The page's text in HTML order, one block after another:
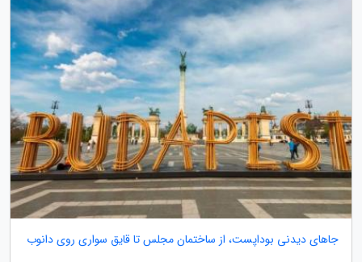
جاهای دیدنی بوداپست، از ساختمان مجلس تا قایق سواری روی دانوب